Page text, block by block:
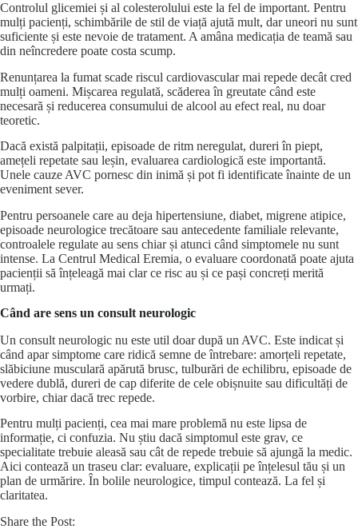
Controlul glicemiei și al colesterolului este la fel de important. Pentru
mulți pacienți, schimbările de stil de viață ajută mult, dar uneori nu sunt
suficiente și este nevoie de tratament. A amâna medicația de teamă sau
din neîncredere poate costa scump.
Renunțarea la fumat scade riscul cardiovascular mai repede decât cred
mulți oameni. Mișcarea regulată, scăderea în greutate când este
necesară și reducerea consumului de alcool au efect real, nu doar
teoretic.
Dacă există palpitații, episoade de ritm neregulat, dureri în piept,
amețeli repetate sau leșin, evaluarea cardiologică este importantă.
Unele cauze AVC pornesc din inimă și pot fi identificate înainte de un
eveniment sever.
Pentru persoanele care au deja hipertensiune, diabet, migrene atipice,
episoade neurologice trecătoare sau antecedente familiale relevante,
controalele regulate au sens chiar și atunci când simptomele nu sunt
intense. La Centrul Medical Eremia, o evaluare coordonată poate ajuta
pacienții să înțeleagă mai clar ce risc au și ce pași concreți merită
urmați.
Când are sens un consult neurologic
Un consult neurologic nu este util doar după un AVC. Este indicat și
când apar simptome care ridică semne de întrebare: amorțeli repetate,
slăbiciune musculară apărută brusc, tulburări de echilibru, episoade de
vedere dublă, dureri de cap diferite de cele obișnuite sau dificultăți de
vorbire, chiar dacă trec repede.
Pentru mulți pacienți, cea mai mare problemă nu este lipsa de
informație, ci confuzia. Nu știu dacă simptomul este grav, ce
specialitate trebuie aleasă sau cât de repede trebuie să ajungă la medic.
Aici contează un traseu clar: evaluare, explicații pe înțelesul tău și un
plan de urmărire. În bolile neurologice, timpul contează. La fel și
claritatea.
Share the Post: